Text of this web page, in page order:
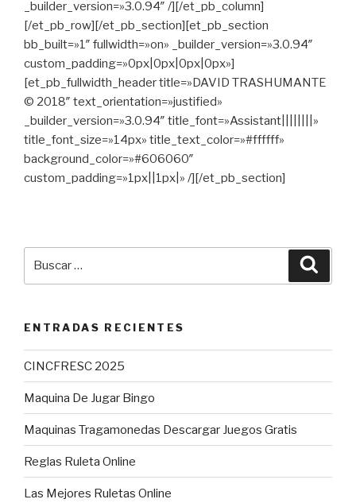
_builder_version=»3.0.94″ /][/et_pb_column]
[/et_pb_row][/et_pb_section][et_pb_section
bb_built=»1″ fullwidth=»on» _builder_version=»3.0.94″
custom_padding=»0px|0px|0px|0px»]
[et_pb_fullwidth_header title=»DAVID TRASHUMANTE
© 2018″ text_orientation=»justified»
_builder_version=»3.0.94″ title_font=»Assistant||||||||»
title_font_size=»14px» title_text_color=»#ffffff»
background_color=»#606060″
custom_padding=»1px||1px|» /][/et_pb_section]
ENTRADAS RECIENTES
CINCFRESC 2025
Maquina De Jugar Bingo
Maquinas Tragamonedas Descargar Juegos Gratis
Reglas Ruleta Online
Las Mejores Ruletas Online